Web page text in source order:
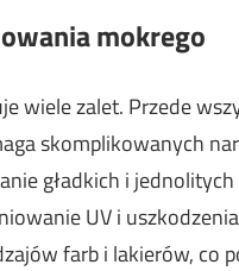
mokrego
wiele zalet. Przede
skomplikowanych
gładkich i
UV i
farb i lakierów, co